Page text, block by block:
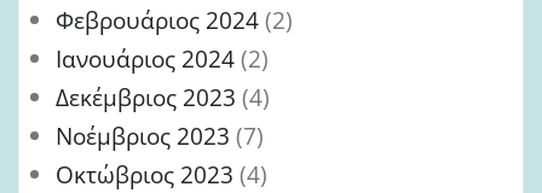
Φεβρουάριος 2024(2)
Ιανουάριος 2024(2)
Δεκέμβριος 2023 (4)
Νοέμβριος 2023 (7)
Οκτώβριος 2023 (4)